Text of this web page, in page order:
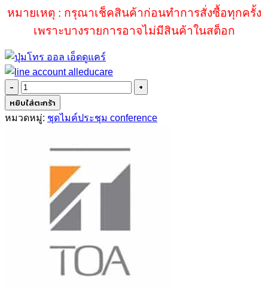
หมายเหตุ : กรุณาเช็คสินค้าก่อนทำการสั่งซื้อทุกครั้ง
เพราะบางรายการอาจไม่มีสินค้าในสต็อก
จำนวน
TOA
EM-
หยิบใส่ตะกร้า
หมวดหมู่: ชุดไมค์ประชุม conference